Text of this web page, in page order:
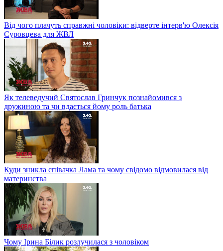
Від чого плачуть справжні чоловіки: відверте інтерв'ю Олексія
Суровцева для ЖВЛ
Як телеведучий Святослав Гринчук познайомився з
дружиною та чи вдається йому роль батька
Куди зникла співачка Лама та чому свідомо відмовилася від
материнства
Чому Ірина Білик розлучилася з чоловіком